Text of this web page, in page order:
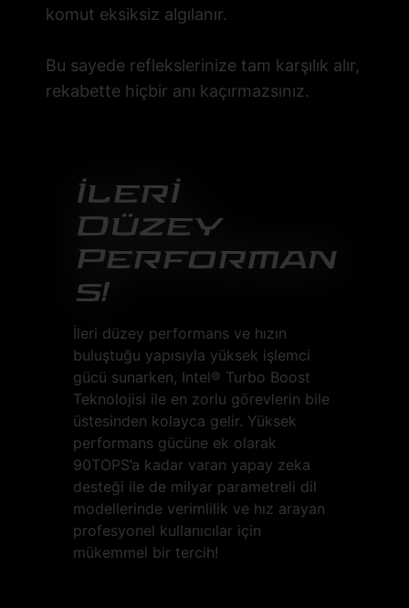
komut eksiksiz algılanır.
Bu sayede reflekslerinize tam karşılık alır,
rekabette hiçbir anı kaçırmazsınız.
İlerİ
Düzey
Performan
s!
İleri düzey performans ve hızın
buluştuğu yapısıyla yüksek işlemci
gücü sunarken, Intel® Turbo Boost
Teknolojisi ile en zorlu görevlerin bile
üstesinden kolayca gelir. Yüksek
performans gücüne ek olarak
90TOPS’a kadar varan yapay zeka
desteği ile de milyar parametreli dil
modellerinde verimlilik ve hız arayan
profesyonel kullanıcılar için
mükemmel bir tercih!